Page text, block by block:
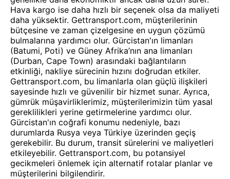
Hava kargo ise daha hızlı bir seçenek olsa da maliyeti
daha yüksektir. Gettransport.com, müşterilerinin
bütçesine ve zaman çizelgesine en uygun çözümü
bulmalarına yardımcı olur. Gürcistan'ın limanları
(Batumi, Poti) ve Güney Afrika’nın ana limanları
(Durban, Cape Town) arasındaki bağlantıların
etkinliği, nakliye sürecinin hızını doğrudan etkiler.
Gettransport.com, bu limanlarla olan güçlü ilişkileri
sayesinde hızlı ve güvenilir bir hizmet sunar. Ayrıca,
gümrük müşavirliklerimiz, müşterilerimizin tüm yasal
gereklilikleri yerine getirmelerine yardımcı olur.
Gürcistan'ın coğrafi konumu nedeniyle, bazı
durumlarda Rusya veya Türkiye üzerinden geçiş
gerekebilir. Bu durum, transit sürelerini ve maliyetleri
etkileyebilir. Gettransport.com, bu potansiyel
gecikmeleri önlemek için alternatif rotalar planlar ve
müşterilerini bilgilendirir.